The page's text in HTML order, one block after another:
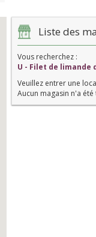
Liste des
Vous recherchez :
U - Filet de limande
Veuillez entrer une
Aucun magasin n'a